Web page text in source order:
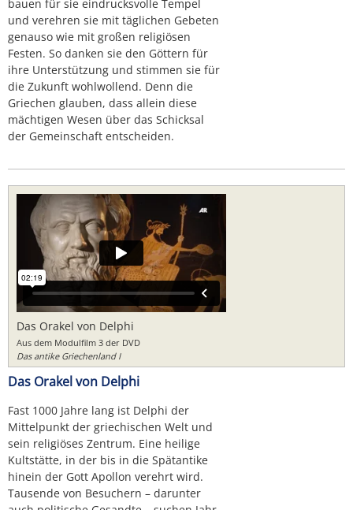
bauen für sie eindrucksvolle Tempel
und verehren sie mit täglichen Gebeten
genauso wie mit großen religiösen
Festen. So danken sie den Göttern für
ihre Unterstützung und stimmen sie für
die Zukunft wohlwollend. Denn die
Griechen glauben, dass allein diese
mächtigen Wesen über das Schicksal
der Gemeinschaft entscheiden.
Das Orakel von Delphi
Aus dem Modulfilm 3 der DVD
Das antike Griechenland I
Das Orakel von Delphi
Fast 1000 Jahre lang ist Delphi der
Mittelpunkt der griechischen Welt und
sein religiöses Zentrum. Eine heilige
Kultstätte, in der bis in die Spätantike
hinein der Gott Apollon verehrt wird.
Tausende von Besuchern – darunter